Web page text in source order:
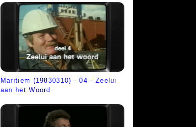
Maritiem (19830310) - 04 - Zeelui
aan het Woord